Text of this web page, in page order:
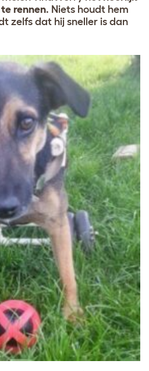
rennen. Niets houdt hem
zelfs dat hij sneller is dan